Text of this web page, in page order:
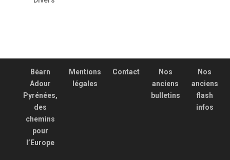
Béarn
Adour
Pyrénées,
des
chemins
pour
l’Europe
Mentions
légales
Contact
Nos
anciens
bulletins
Nos
anciens
flash
infos